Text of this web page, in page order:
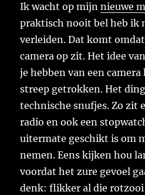
Ik wacht op mijnnieuwe
praktisch nooit bel heb ik
verleiden. Dat komt
camera op zit. Het idee
je hebben van een camera
streep getrokken. Het
technische snufjes. Zo zit
radio en ook een
uitermate geschikt is om
nemen. Eens kijken hou
voordat het zure gevoel
denk: flikker al die